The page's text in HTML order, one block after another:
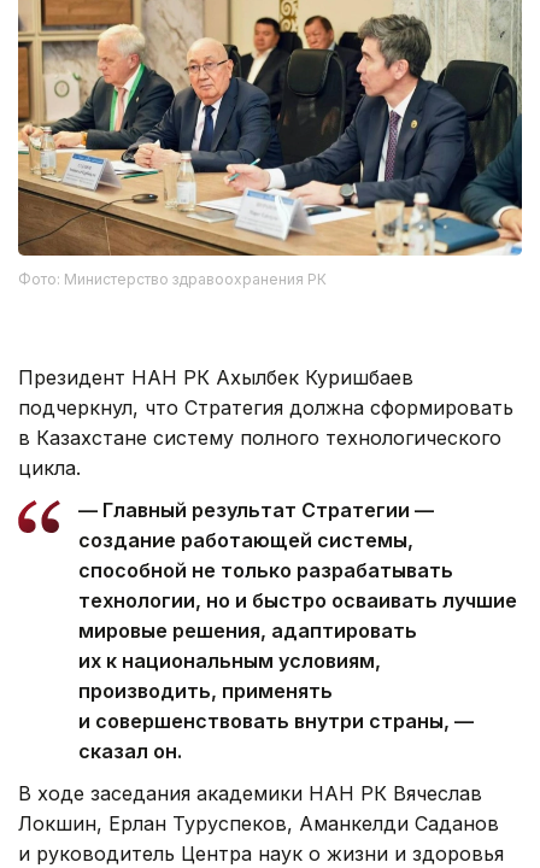
Фото: Министерство здравоохранения РК
Президент НАН РК Ахылбек Куришбаев
подчеркнул, что Стратегия должна сформировать
в Казахстане систему полного технологического
цикла.
— Главный результат Стратегии —
создание работающей системы,
способной не только разрабатывать
технологии, но и быстро осваивать лучшие
мировые решения, адаптировать
их к национальным условиям,
производить, применять
и совершенствовать внутри страны, —
сказал он.
В ходе заседания академики НАН РК Вячеслав
Локшин, Ерлан Туруспеков, Аманкелди Саданов
и руководитель Центра наук о жизни и здоровья